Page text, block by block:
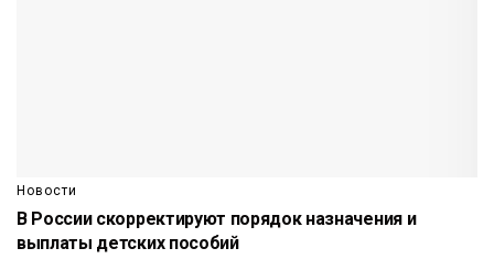
Новости
В России скорректируют порядок назначения и
выплаты детских пособий